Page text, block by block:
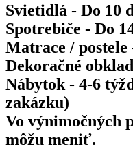
Svietidlá - Do 10
Spotrebiče - Do
Matrace / postele
Dekoračné
Nábytok - 4-6
zakázku)
Vo výnimočných
môžu meniť.